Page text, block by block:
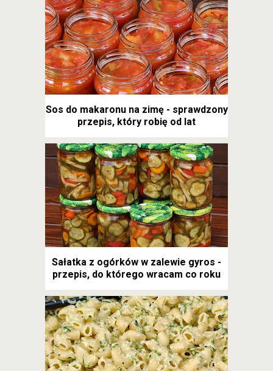
Sos do makaronu na zimę - sprawdzony
przepis, który robię od lat
Sałatka z ogórków w zalewie gyros -
przepis, do którego wracam co roku